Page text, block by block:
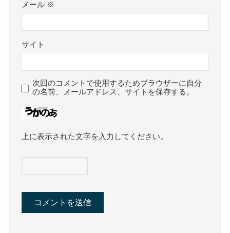
メール ※
サイト
次回のコメントで使用するためブラウザーに自分
の名前、メールアドレス、サイトを保存する。
上に表示された文字を入力してください。